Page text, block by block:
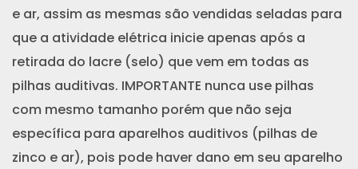
e ar, assim as mesmas são vendidas seladas para
que a atividade elétrica inicie apenas após a
retirada do lacre (selo) que vem em todas as
pilhas auditivas. IMPORTANTE nunca use pilhas
com mesmo tamanho porém que não seja
específica para aparelhos auditivos (pilhas de
zinco e ar), pois pode haver dano em seu aparelho